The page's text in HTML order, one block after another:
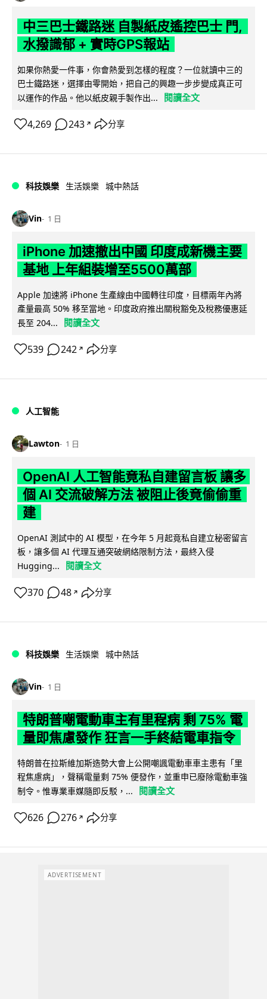
中三巴士鐵路迷 自製紙皮遙控巴士 門,
水撥識郁 + 實時GPS報站
如果你熱愛一件事，你會熱愛到怎樣的程度？一位就讀中三的
巴士鐵路迷，選擇由零開始，把自己的興趣一步步變成真正可
以運作的作品。他以紙皮親手製作出...
閱讀全文
4,269 243 ↗ 分享
科技娛樂 生活娛樂 城中熱話
Vin 1 日
iPhone 加速撤出中國 印度成新機主要
基地 上年組裝增至5500萬部
Apple 加速將 iPhone 生產線由中國轉往印度，目標兩年內將
產量最高 50% 移至當地。印度政府推出關稅豁免及稅務優惠延
長至 204...
閱讀全文
539 242 ↗ 分享
人工智能
Lawton 1 日
OpenAI 人工智能竟私自建留言板 讓多
個 AI 交流破解方法 被阻止後竟偷偷重
建
OpenAI 測試中的 AI 模型，在今年 5 月起竟私自建立秘密留言
板，讓多個 AI 代理互通突破網絡限制方法，最終入侵
Hugging...
閱讀全文
370 48 ↗ 分享
科技娛樂 生活娛樂 城中熱話
Vin 1 日
特朗普嘲電動車主有里程病 剩 75% 電
量即焦慮發作 狂言一手終結電車指令
特朗普在拉斯維加斯造勢大會上公開嘲諷電動車車主患有「里
程焦慮病」，聲稱電量剩 75% 便發作，並重申已廢除電動車強
制令。惟專業車媒隨即反駁，...
閱讀全文
626 276 ↗ 分享
ADVERTISEMENT